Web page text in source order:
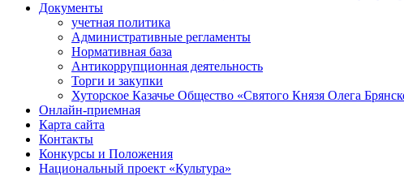
Документы
учетная политика
Административные регламенты
Нормативная база
Антикоррупционная деятельность
Торги и закупки
Хуторское Казачье Общество «Святого Князя Олега
Онлайн-приемная
Карта сайта
Контакты
Конкурсы и Положения
Национальный проект «Культура»